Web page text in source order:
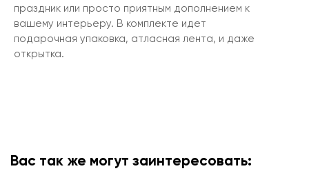
праздник или просто приятным дополнением к
вашему интерьеру. В комплекте идет
подарочная упаковка, атласная лента, и даже
открытка.
Вас так же могут заинтересовать: